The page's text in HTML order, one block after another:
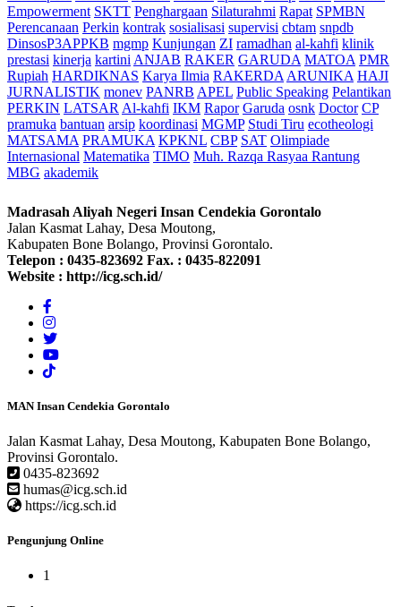
Empowerment SKTT Penghargaan Silaturahmi Rapat SPMBN
Perencanaan Perkin kontrak sosialisasi supervisi cbtam snpdb
DinsosP3APPKB mgmp Kunjungan ZI ramadhan al-kahfi klinik
prestasi kinerja kartini ANJAB RAKER GARUDA MATOA PMR
Rupiah HARDIKNAS Karya Ilmia RAKERDA ARUNIKA HAJI
JURNALISTIK monev PANRB APEL Public Speaking Pelantikan
PERKIN LATSAR Al-kahfi IKM Rapor Garuda osnk Doctor CP
pramuka bantuan arsip koordinasi MGMP Studi Tiru ecotheologi
MATSAMA PRAMUKA KPKNL CBP SAT Olimpiade
Internasional Matematika TIMO Muh. Razqa Rasyaa Rantung
MBG akademik
Madrasah Aliyah Negeri Insan Cendekia Gorontalo
Jalan Kasmat Lahay, Desa Moutong,
Kabupaten Bone Bolango, Provinsi Gorontalo.
Telepon : 0435-823692 Fax. : 0435-822091
Website : http://icg.sch.id/
MAN Insan Cendekia Gorontalo
Jalan Kasmat Lahay, Desa Moutong, Kabupaten Bone Bolango,
Provinsi Gorontalo.
0435-823692
humas@icg.sch.id
https://icg.sch.id
Pengunjung Online
1